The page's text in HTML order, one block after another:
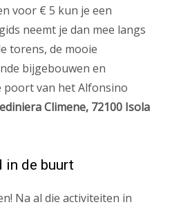
voor € 5 kun je een
neemt je dan mee langs
torens, de mooie
bijgebouwen en
van het Alfonsino
Climene, 72100 Isola
in de buurt
Na al die activiteiten in